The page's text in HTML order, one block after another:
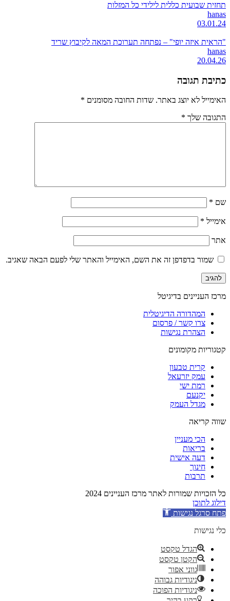
תחזית שבועית כללית לילידי כל המזלות
hanas
03.01.24
"הראית איזה יופי" – נפתחה תערוכת המאה לקיבוץ שריד
hanas
20.04.26
כתיבת תגובה
האימייל לא יוצג באתר. שדות החובה מסומנים *
התגובה שלך *
שם *
אימייל *
אתר
שמור בדפדפן זה את השם, האימייל והאתר שלי לפעם הבאה שאגיב.
מרכז העניינים בדיגיטל
המהדורה הדיגיטלית
צרו קשר / פרסום
הצהרת נגישות
קטגוריות מקומונים
קרית טבעון
עמק יזרעאל
רמת ישי
יקנעם
מגדל העמק
שווה קריאה
הכי מעניין
בריאות
דעה אישית
חינוך
תרבות
כל הזכויות שמורות לאתר מרכז העניינים 2024
דילוג לתוכן
פתח סרגל נגישות
כלי נגישות
הגדל טקסט
הקטן טקסט
גווני אפור
ניגודיות גבוהה
ניגודיות הפוכה